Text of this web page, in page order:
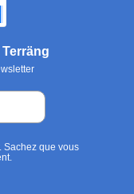
Sachez que vous